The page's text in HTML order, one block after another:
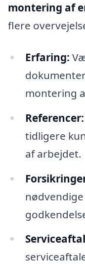
montering af
flere
Erfaring:
montering
Referencer:
tidligere
af arbejdet.